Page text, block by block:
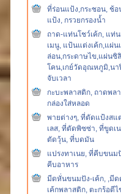
ที่ร่อนแป้ง,กระชอน, ช้อ
แป้ง, กรวยกรองน้ำ
ถาด-แท่นโชว์เค้ก, แท่น
เมนู, แป้นแต่งเค้ก,แผ่น
ล่อน,กระดาษไข,แผ่นซิลิ
โคน,เกย์วัดอุณหภูมิ,นา
จับเวลา
กะบะพลาสติก, ถาดพล
กล่องใส่หลอด
พายต่างๆ, ที่ตัดแป้งสแ
เลส, ที่ตัดพิซซ่า, ที่ขูดเ
ตัดวุ้น, ที่บดมัน
แปรงทาเนย, ที่คีบขนม
คีบอาหาร
มีดหั่นขนมปัง-เค้ก, ,มีด
เค้กพลาสติก, ตะกร้อตีไ